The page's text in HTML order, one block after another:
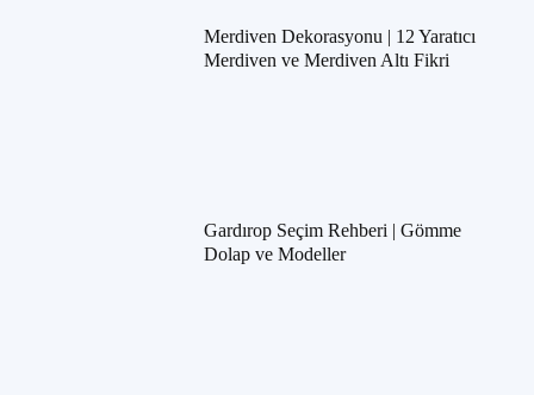
Merdiven Dekorasyonu | 12 Yaratıcı
Merdiven ve Merdiven Altı Fikri
Gardırop Seçim Rehberi | Gömme
Dolap ve Modeller